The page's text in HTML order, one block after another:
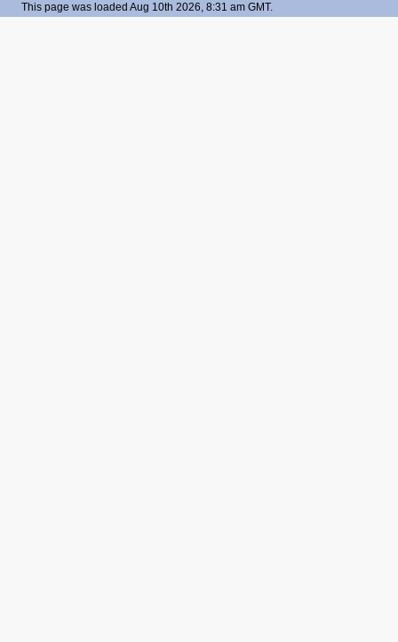
This page was loaded Aug 10th 2026, 8:31 am GMT.